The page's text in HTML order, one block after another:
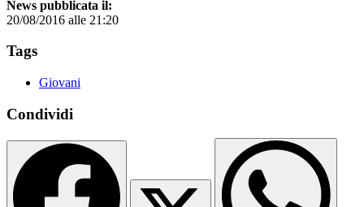
News pubblicata il:
20/08/2016 alle 21:20
Tags
Giovani
Condividi